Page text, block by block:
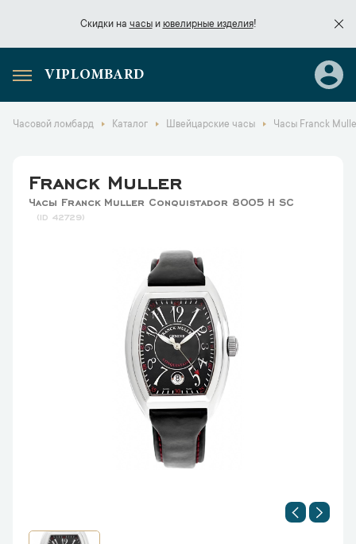
Скидки на часыи ювелирные изделия!
Скидки начасы
VIPLOMBARD
Часовой ломбард Каталог Швейцарские часы Часы Franck
Franck Muller
Часы Franck Muller Conquistador 8005 H SC
42729